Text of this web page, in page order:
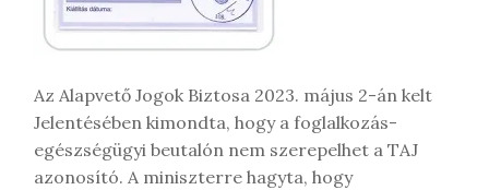
Az Alapvető Jogok Biztosa 2023. május 2-án kelt
Jelentésében kimondta, hogy a foglalkozás-
egészségügyi beutalón nem szerepelhet a TAJ
azonosító. A miniszterre hagyta, hogy